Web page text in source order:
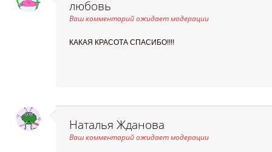
любовь
Ваш комментарий ожидает модерации
КАКАЯ КРАСОТА СПАСИБО!!!!
Наталья Жданова
Ваш комментарий ожидает модерации